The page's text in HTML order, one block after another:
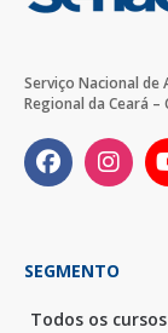
Serviço Nacional
Regional da Ceará –
SEGMENTO
Todos os cursos